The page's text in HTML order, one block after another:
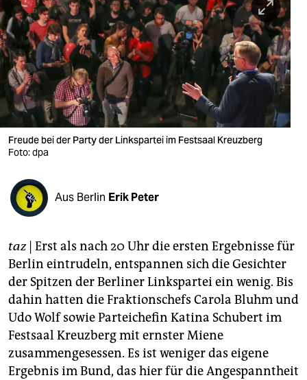
berlin
nord
wahrheit
verlag
verlag
veranstaltungen
shop
fragen & hilfe
unterstützen
abo
genossenschaft
epaper login
Freude bei der Party der Linkspartei im Festsaal Kreuzberg
Foto: dpa
Aus Berlin Erik Peter
taz| Erst als nach 20 Uhr die ersten Ergebnisse für
Berlin eintrudeln, entspannen sich die Gesichter
der Spitzen der Berliner Linkspartei ein wenig. Bis
dahin hatten die Fraktionschefs Carola Bluhm und
Udo Wolf sowie Parteichefin Katina Schubert im
Festsaal Kreuzberg mit ernster Miene
zusammengesessen. Es ist weniger das eigene
Ergebnis im Bund, das hier für die Angespanntheit